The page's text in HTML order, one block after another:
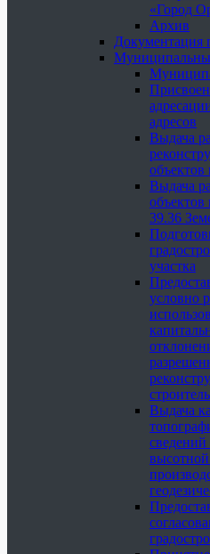
«Город
Архив
Документация
адресов
Выдача
объектов
Выдача
объектов
39.36
участка
условно
Выдача
высотной